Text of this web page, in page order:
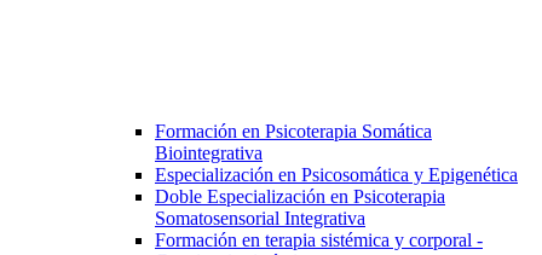
Formación en Psicoterapia Somática
Biointegrativa
Especialización en Psicosomática y Epigenética
Doble Especialización en Psicoterapia
Somatosensorial Integrativa
Formación en terapia sistémica y corporal -